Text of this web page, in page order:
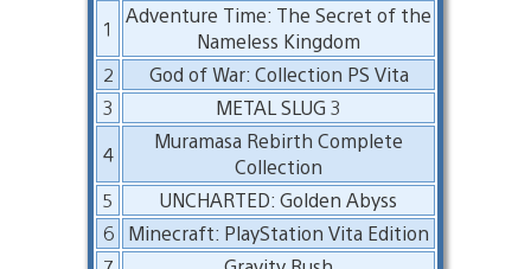
1
Adventure Time: The Secret of the
Nameless Kingdom
2
God of War: Collection PS Vita
3
METAL SLUG 3
4
Muramasa Rebirth Complete
Collection
5
UNCHARTED: Golden Abyss
6
Minecraft: PlayStation Vita Edition